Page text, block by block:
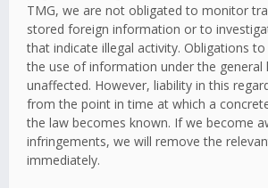
TMG, we are not obligated to monitor
stored foreign information or to
that indicate illegal activity. Obligations
the use of information under the general
unaffected. However, liability in this
from the point in time at which a
the law becomes known. If we become
infringements, we will remove the
immediately.